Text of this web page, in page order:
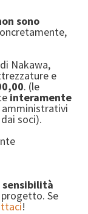
sono
Nakawa,
e
. (le
interamente
soci).
sensibilità
Se
!